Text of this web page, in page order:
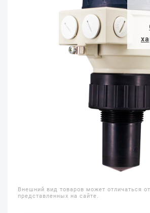
Внешний вид товаров может отличаться
представленных на сайте.